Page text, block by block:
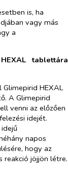
is, ha
vagy más
a
tablettára
HEXAL
A Glimepirid
venni az előzően
idejét.
napos
hogy az
jöjjön létre.